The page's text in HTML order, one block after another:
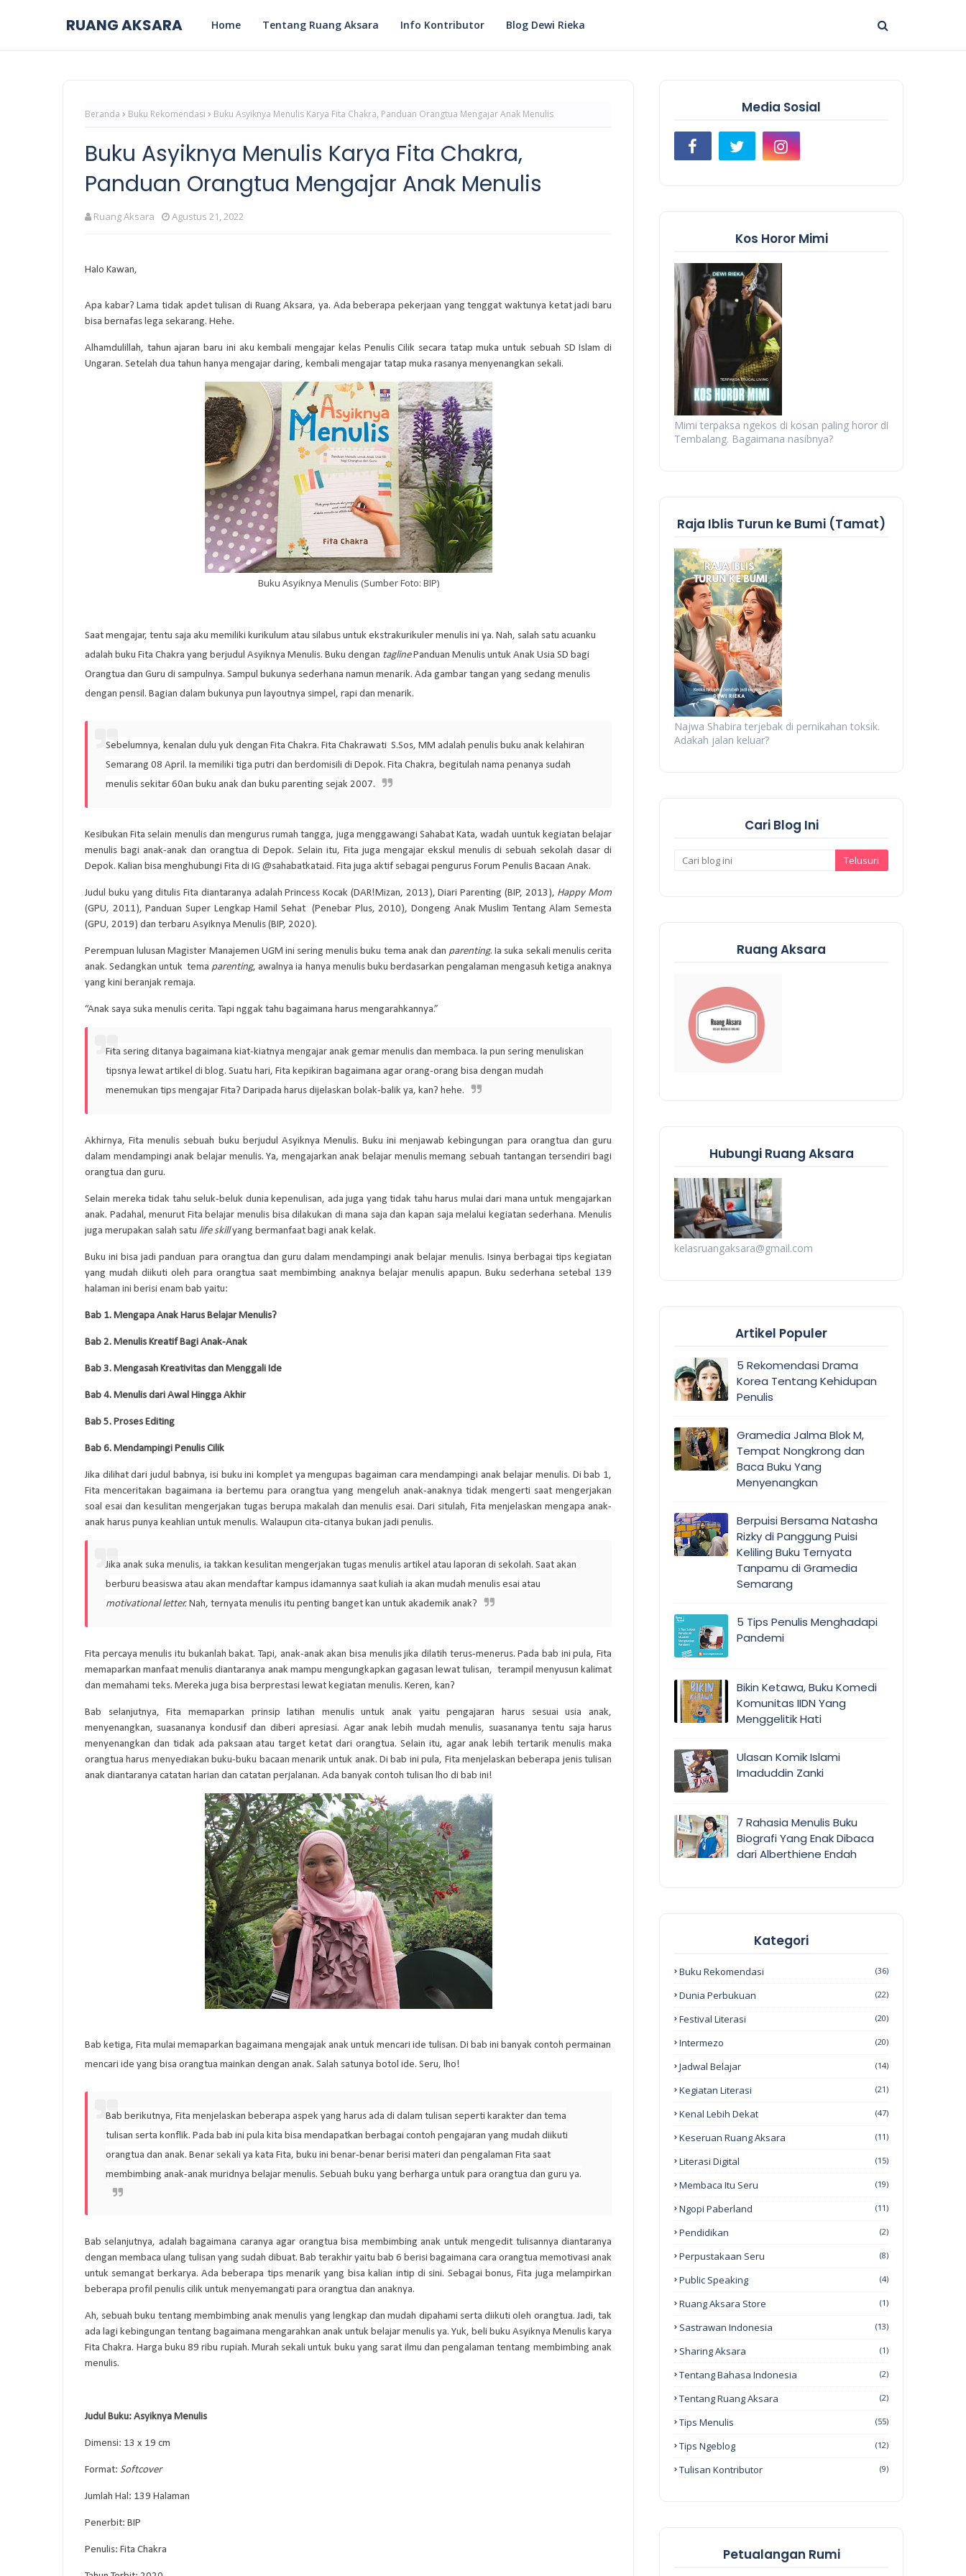
RUANG AKSARA Home Tentang Ruang Aksara Info Kontributor Blog Dewi Rieka
Beranda Buku Rekomendasi Buku Asyiknya Menulis Karya Fita Chakra, Panduan Orangtua Mengajar Anak Menulis
Buku Asyiknya Menulis Karya Fita Chakra,
Panduan Orangtua Mengajar Anak Menulis
Ruang Aksara Agustus 21, 2022
Halo Kawan,
Apa kabar? Lama tidak apdet tulisan di Ruang Aksara, ya. Ada beberapa pekerjaan yang tenggat waktunya ketat jadi baru
bisa bernafas lega sekarang. Hehe.
Alhamdulillah, tahun ajaran baru ini aku kembali mengajar kelas Penulis Cilik secara tatap muka untuk sebuah SD Islam di
Ungaran. Setelah dua tahun hanya mengajar daring, kembali mengajar tatap muka rasanya menyenangkan sekali.
Buku Asyiknya Menulis (Sumber Foto: BIP)
Saat mengajar, tentu saja aku memiliki kurikulum atau silabus untuk ekstrakurikuler menulis ini ya. Nah, salah satu acuanku
adalah buku Fita Chakra yang berjudul Asyiknya Menulis. Buku dengan taglinePanduan Menulis untuk Anak Usia SD bagi
Orangtua dan Guru di sampulnya. Sampul bukunya sederhana namun menarik. Ada gambar tangan yang sedang menulis
dengan pensil. Bagian dalam bukunya pun layoutnya simpel, rapi dan menarik.
Sebelumnya, kenalan dulu yuk dengan Fita Chakra. Fita Chakrawati S.Sos, MM adalah penulis buku anak kelahiran
Semarang 08 April. Ia memiliki tiga putri dan berdomisili di Depok. Fita Chakra, begitulah nama penanya sudah
menulis sekitar 60an buku anak dan buku parenting sejak 2007.
Kesibukan Fita selain menulis dan mengurus rumah tangga, juga menggawangi Sahabat Kata, wadah uuntuk kegiatan belajar
menulis bagi anak-anak dan orangtua di Depok. Selain itu, Fita juga mengajar ekskul menulis di sebuah sekolah dasar di
Depok. Kalian bisa menghubungi Fita di IG @sahabatkataid. Fita juga aktif sebagai pengurus Forum Penulis Bacaan Anak.
Judul buku yang ditulis Fita diantaranya adalah Princess Kocak (DAR!Mizan, 2013), Diari Parenting (BIP, 2013), Happy Mom
(GPU, 2011), Panduan Super Lengkap Hamil Sehat (Penebar Plus, 2010), Dongeng Anak Muslim Tentang Alam Semesta
(GPU, 2019) dan terbaru Asyiknya Menulis (BIP, 2020).
Perempuan lulusan Magister Manajemen UGM ini sering menulis buku tema anak dan parenting. Ia suka sekali menulis cerita
anak. Sedangkan untuk tema parenting, awalnya ia hanya menulis buku berdasarkan pengalaman mengasuh ketiga anaknya
yang kini beranjak remaja.
“Anak saya suka menulis cerita. Tapi nggak tahu bagaimana harus mengarahkannya.”
Fita sering ditanya bagaimana kiat-kiatnya mengajar anak gemar menulis dan membaca. Ia pun sering menuliskan
tipsnya lewat artikel di blog. Suatu hari, Fita kepikiran bagaimana agar orang-orang bisa dengan mudah
menemukan tips mengajar Fita? Daripada harus dijelaskan bolak-balik ya, kan? hehe.
Akhirnya, Fita menulis sebuah buku berjudul Asyiknya Menulis. Buku ini menjawab kebingungan para orangtua dan guru
dalam mendampingi anak belajar menulis. Ya, mengajarkan anak belajar menulis memang sebuah tantangan tersendiri bagi
orangtua dan guru.
Selain mereka tidak tahu seluk-beluk dunia kepenulisan, ada juga yang tidak tahu harus mulai dari mana untuk mengajarkan
anak. Padahal, menurut Fita belajar menulis bisa dilakukan di mana saja dan kapan saja melalui kegiatan sederhana. Menulis
juga merupakan salah satu life skillyang bermanfaat bagi anak kelak.
Buku ini bisa jadi panduan para orangtua dan guru dalam mendampingi anak belajar menulis. Isinya berbagai tips kegiatan
yang mudah diikuti oleh para orangtua saat membimbing anaknya belajar menulis apapun. Buku sederhana setebal 139
halaman ini berisi enam bab yaitu:
Bab 1. Mengapa Anak Harus Belajar Menulis?
Bab 2. Menulis Kreatif Bagi Anak-Anak
Bab 3. Mengasah Kreativitas dan Menggali Ide
Bab 4. Menulis dari Awal Hingga Akhir
Bab 5. Proses Editing
Bab 6. Mendampingi Penulis Cilik
Jika dilihat dari judul babnya, isi buku ini komplet ya mengupas bagaiman cara mendampingi anak belajar menulis. Di bab 1,
Fita menceritakan bagaimana ia bertemu para orangtua yang mengeluh anak-anaknya tidak mengerti saat mengerjakan
soal esai dan kesulitan mengerjakan tugas berupa makalah dan menulis esai. Dari situlah, Fita menjelaskan mengapa anak-
anak harus punya keahlian untuk menulis. Walaupun cita-citanya bukan jadi penulis.
Jika anak suka menulis, ia takkan kesulitan mengerjakan tugas menulis artikel atau laporan di sekolah. Saat akan
berburu beasiswa atau akan mendaftar kampus idamannya saat kuliah ia akan mudah menulis esai atau
motivational letter. Nah, ternyata menulis itu penting banget kan untuk akademik anak?
Fita percaya menulis itu bukanlah bakat. Tapi, anak-anak akan bisa menulis jika dilatih terus-menerus. Pada bab ini pula, Fita
memaparkan manfaat menulis diantaranya anak mampu mengungkapkan gagasan lewat tulisan, terampil menyusun kalimat
dan memahami teks. Mereka juga bisa berprestasi lewat kegiatan menulis. Keren, kan?
Bab selanjutnya, Fita memaparkan prinsip latihan menulis untuk anak yaitu pengajaran harus sesuai usia anak,
menyenangkan, suasananya kondusif dan diberi apresiasi. Agar anak lebih mudah menulis, suasananya tentu saja harus
menyenangkan dan tidak ada paksaan atau target ketat dari orangtua. Selain itu, agar anak lebih tertarik menulis maka
orangtua harus menyediakan buku-buku bacaan menarik untuk anak. Di bab ini pula, Fita menjelaskan beberapa jenis tulisan
anak diantaranya catatan harian dan catatan perjalanan. Ada banyak contoh tulisan lho di bab ini!
Bab ketiga, Fita mulai memaparkan bagaimana mengajak anak untuk mencari ide tulisan. Di bab ini banyak contoh permainan
mencari ide yang bisa orangtua mainkan dengan anak. Salah satunya botol ide. Seru, lho!
Bab berikutnya, Fita menjelaskan beberapa aspek yang harus ada di dalam tulisan seperti karakter dan tema
tulisan serta konflik. Pada bab ini pula kita bisa mendapatkan berbagai contoh pengajaran yang mudah diikuti
orangtua dan anak. Benar sekali ya kata Fita, buku ini benar-benar berisi materi dan pengalaman Fita saat
membimbing anak-anak muridnya belajar menulis. Sebuah buku yang berharga untuk para orangtua dan guru ya.
Bab selanjutnya, adalah bagaimana caranya agar orangtua bisa membimbing anak untuk mengedit tulisannya diantaranya
dengan membaca ulang tulisan yang sudah dibuat. Bab terakhir yaitu bab 6 berisi bagaimana cara orangtua memotivasi anak
untuk semangat berkarya. Ada beberapa tips menarik yang bisa kalian intip di sini. Sebagai bonus, Fita juga melampirkan
beberapa profil penulis cilik untuk menyemangati para orangtua dan anaknya.
Ah, sebuah buku tentang membimbing anak menulis yang lengkap dan mudah dipahami serta diikuti oleh orangtua. Jadi, tak
ada lagi kebingungan tentang bagaimana mengarahkan anak untuk belajar menulis ya. Yuk, beli buku Asyiknya Menulis karya
Fita Chakra. Harga buku 89 ribu rupiah. Murah sekali untuk buku yang sarat ilmu dan pengalaman tentang membimbing anak
menulis.
Judul Buku: Asyiknya Menulis
Dimensi: 13 x 19 cm
Format: Softcover
Jumlah Hal: 139 Halaman
Penerbit: BIP
Penulis: Fita Chakra
Media Sosial
Kos Horor Mimi
Mimi terpaksa ngekos di kosan paling horor di
Tembalang. Bagaimana nasibnya?
Raja Iblis Turun ke Bumi (Tamat)
Najwa Shabira terjebak di pernikahan toksik.
Adakah jalan keluar?
Cari Blog Ini
Ruang Aksara
Hubungi Ruang Aksara
kelasruangaksara@gmail.com
Artikel Populer
5 Rekomendasi Drama
Korea Tentang Kehidupan
Penulis
Gramedia Jalma Blok M,
Tempat Nongkrong dan
Baca Buku Yang
Menyenangkan
Berpuisi Bersama Natasha
Rizky di Panggung Puisi
Keliling Buku Ternyata
Tanpamu di Gramedia
Semarang
5 Tips Penulis Menghadapi
Pandemi
Bikin Ketawa, Buku Komedi
Komunitas IIDN Yang
Menggelitik Hati
Ulasan Komik Islami
Imaduddin Zanki
7 Rahasia Menulis Buku
Biografi Yang Enak Dibaca
dari Alberthiene Endah
Kategori
Buku Rekomendasi (36)
Dunia Perbukuan (22)
Festival Literasi (20)
Intermezo (20)
Jadwal Belajar (14)
Kegiatan Literasi (21)
Kenal Lebih Dekat (47)
Keseruan Ruang Aksara (11)
Literasi Digital (15)
Membaca Itu Seru (19)
Ngopi Paberland (11)
Pendidikan (2)
Perpustakaan Seru (8)
Public Speaking (4)
Ruang Aksara Store (1)
Sastrawan Indonesia (13)
Sharing Aksara (1)
Tentang Bahasa Indonesia (2)
Tentang Ruang Aksara (2)
Tips Menulis (55)
Tips Ngeblog (12)
Tulisan Kontributor (9)
Petualangan Rumi